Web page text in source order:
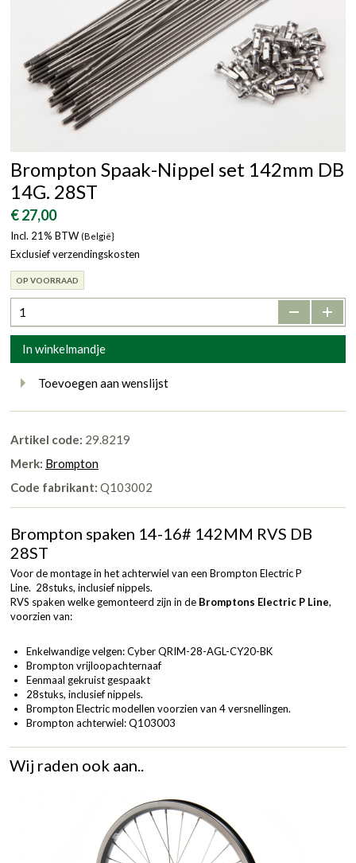
Brompton Spaak-Nippel set 142mm DB
14G. 28ST
€ 27,00
Incl. 21% BTW (België}
Exclusief verzendingskosten
OP VOORRAAD
- +
In winkelmandje
Toevoegen aan wenslijst
Artikel code: 29.8219
Merk: Brompton
Code fabrikant: Q103002
Brompton spaken 14-16# 142MM RVS DB
28ST
Voor de montage in het achterwiel van een Brompton Electric P
Line. 28stuks, inclusief nippels.
RVS spaken welke gemonteerd zijn in de Bromptons Electric P Line,
voorzien van:
Enkelwandige velgen: Cyber QRIM-28-AGL-CY20-BK
Brompton vrijloopachternaaf
Eenmaal gekruist gespaakt
28stuks, inclusief nippels.
Brompton Electric modellen voorzien van 4 versnellingen.
Brompton achterwiel:Q103003
Wij raden ook aan..